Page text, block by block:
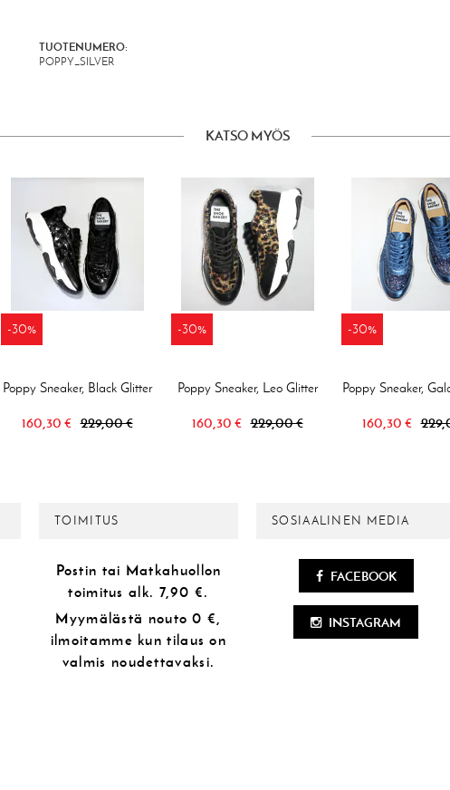
TUOTENUMERO:
POPPY_SILVER
KATSO MYÖS
-30%
Poppy Sneaker, Black Glitter
160,30 € 229,00 €
-30%
Poppy Sneaker, Leo Glitter
160,30 € 229,00 €
-30%
Poppy Sneaker,
160,30 €
TOIMITUS
Postin tai Matkahuollon
toimitus alk. 7,90 €.
Myymälästä nouto 0 €,
ilmoitamme kun tilaus on
valmis noudettavaksi.
SOSIAALINEN MEDIA
FACEBOOK
INSTAGRAM